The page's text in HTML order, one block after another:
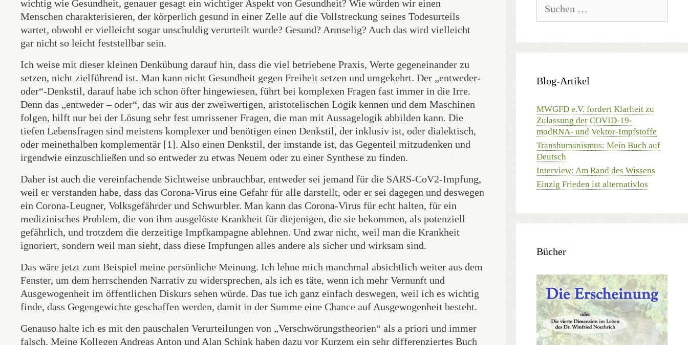
wichtig wie Gesundheit, genauer gesagt ein wichtiger Aspekt von Gesundheit? Wie würden wir einen
Menschen charakterisieren, der körperlich gesund in einer Zelle auf die Vollstreckung seines Todesurteils
wartet, obwohl er vielleicht sogar unschuldig verurteilt wurde? Gesund? Armselig? Auch das wird vielleicht
gar nicht so leicht feststellbar sein.
Ich weise mit dieser kleinen Denkübung darauf hin, dass die viel betriebene Praxis, Werte gegeneinander zu
setzen, nicht zielführend ist. Man kann nicht Gesundheit gegen Freiheit setzen und umgekehrt. Der „entweder-
oder“-Denkstil, darauf habe ich schon öfter hingewiesen, führt bei komplexen Fragen fast immer in die Irre.
Denn das „entweder – oder“, das wir aus der zweiwertigen, aristotelischen Logik kennen und dem Maschinen
folgen, hilft nur bei der Lösung sehr fest umrissener Fragen, die man mit Aussagelogik abbilden kann. Die
tiefen Lebensfragen sind meistens komplexer und benötigen einen Denkstil, der inklusiv ist, oder dialektisch,
oder meinethalben komplementär [1]. Also einen Denkstil, der imstande ist, das Gegenteil mitzudenken und
irgendwie einzuschließen und so entweder zu etwas Neuem oder zu einer Synthese zu finden.
Daher ist auch die vereinfachende Sichtweise unbrauchbar, entweder sei jemand für die SARS-CoV2-Impfung,
weil er verstanden habe, dass das Corona-Virus eine Gefahr für alle darstellt, oder er sei dagegen und deswegen
ein Corona-Leugner, Volksgefährder und Schwurbler. Man kann das Corona-Virus für echt halten, für ein
medizinisches Problem, die von ihm ausgelöste Krankheit für diejenigen, die sie bekommen, als potenziell
gefährlich, und trotzdem die derzeitige Impfkampagne ablehnen. Und zwar nicht, weil man die Krankheit
ignoriert, sondern weil man sieht, dass diese Impfungen alles andere als sicher und wirksam sind.
Das wäre jetzt zum Beispiel meine persönliche Meinung. Ich lehne mich manchmal absichtlich weiter aus dem
Fenster, um dem herrschenden Narrativ zu widersprechen, als ich es täte, wenn ich mehr Vernunft und
Ausgewogenheit im öffentlichen Diskurs sehen würde. Das tue ich ganz einfach deswegen, weil ich es wichtig
finde, dass Gegengewichte geschaffen werden, damit in der Summe eine Chance auf Ausgewogenheit besteht.
Genauso halte ich es mit den pauschalen Verurteilungen von „Verschwörungstheorien“ als a priori und immer
falsch. Meine Kollegen Andreas Anton und Alan Schink haben dazu vor Kurzem ein sehr differenziertes Buch
nach:
Blog-Artikel
MWGFD e.V. fordert Klarheit zu
Zulassung der COVID-19-
modRNA- und Vektor-Impfstoffe
Transhumanismus: Mein Buch auf
Deutsch
Interview: Am Rand des Wissens
Einzig Frieden ist alternativlos
Bücher